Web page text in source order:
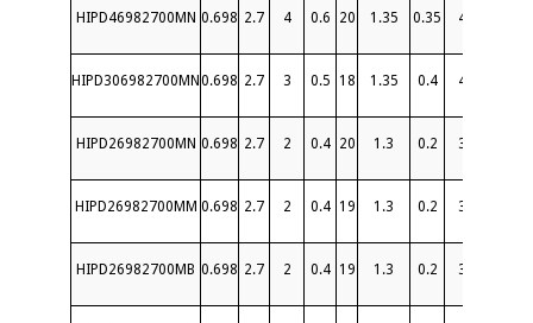
HIPD46982700MN 0.698 2.7 4 0.6 20 1.35 0.35 4
HIPD306982700MN 0.698 2.7 3 0.5 18 1.35 0.4 4
HIPD26982700MN 0.698 2.7 2 0.4 20 1.3 0.2 3
HIPD26982700MM 0.698 2.7 2 0.4 19 1.3 0.2 3
HIPD26982700MB 0.698 2.7 2 0.4 19 1.3 0.2 3